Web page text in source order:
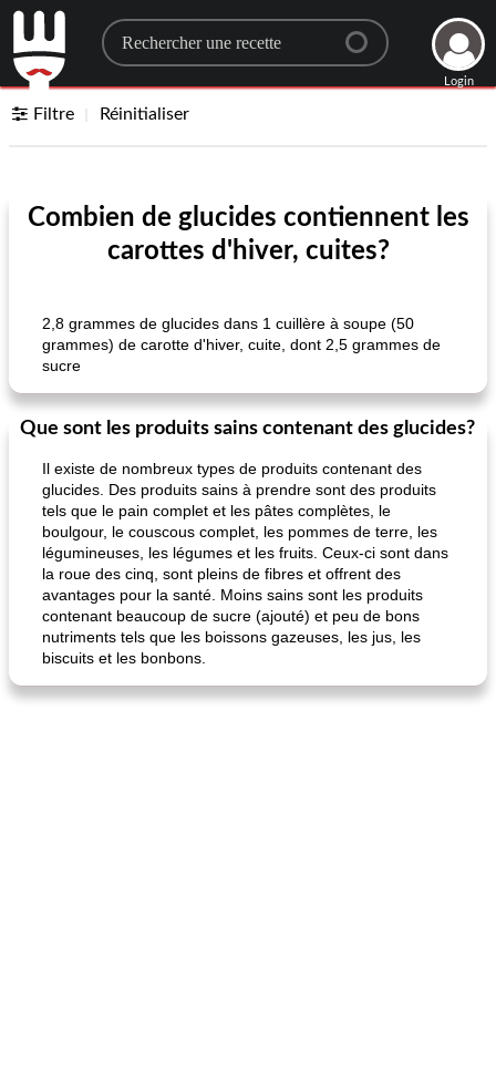
Search for a recipe
Login
Filtre Réinitialiser
Combien de glucides contiennent les
carottes d'hiver, cuites?
2,8 grammes de glucides dans 1 cuillère à soupe (50
grammes) de carotte d'hiver, cuite, dont 2,5 grammes de
sucre
Que sont les produits sains contenant des glucides?
Il existe de nombreux types de produits contenant des
glucides. Des produits sains à prendre sont des produits
tels que le pain complet et les pâtes complètes, le
boulgour, le couscous complet, les pommes de terre, les
légumineuses, les légumes et les fruits. Ceux-ci sont dans
la roue des cinq, sont pleins de fibres et offrent des
avantages pour la santé. Moins sains sont les produits
contenant beaucoup de sucre (ajouté) et peu de bons
nutriments tels que les boissons gazeuses, les jus, les
biscuits et les bonbons.